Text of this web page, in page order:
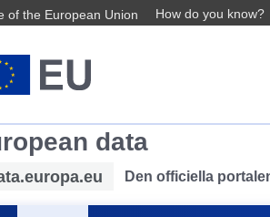
of the European Union How do you know?
data
Den officiella